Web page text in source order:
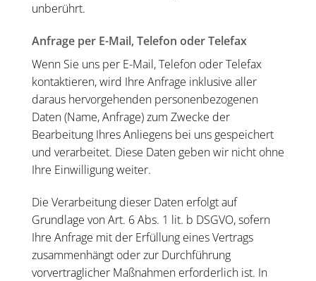
unberührt.
Anfrage per E-Mail, Telefon oder Telefax
Wenn Sie uns per E-Mail, Telefon oder Telefax
kontaktieren, wird Ihre Anfrage inklusive aller
daraus hervorgehenden personenbezogenen
Daten (Name, Anfrage) zum Zwecke der
Bearbeitung Ihres Anliegens bei uns gespeichert
und verarbeitet. Diese Daten geben wir nicht ohne
Ihre Einwilligung weiter.
Die Verarbeitung dieser Daten erfolgt auf
Grundlage von Art. 6 Abs. 1 lit. b DSGVO, sofern
Ihre Anfrage mit der Erfüllung eines Vertrags
zusammenhängt oder zur Durchführung
vorvertraglicher Maßnahmen erforderlich ist. In